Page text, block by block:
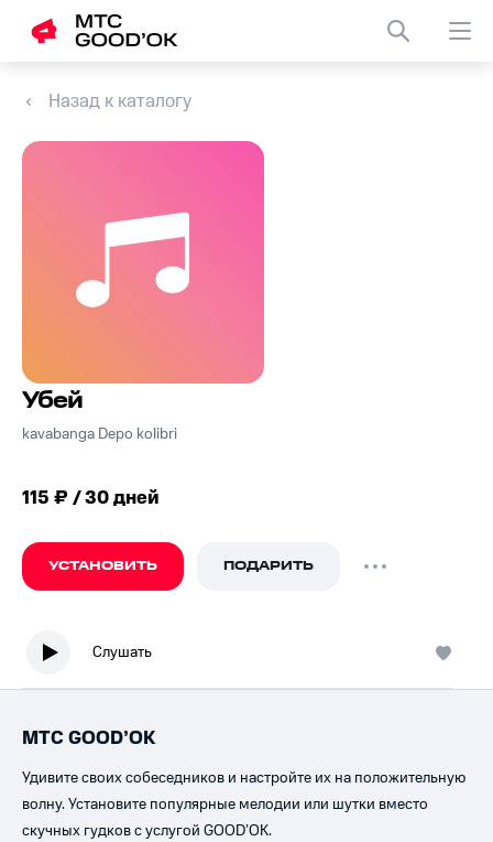
Назад к каталогу
Убей
kavabanga Depo kolibri
115 ₽ / 30 дней
УСТАНОВИТЬ ПОДАРИТЬ
Слушать
МТС GOOD’OK
Удивите своих собеседников и настройте их на положительную
волну. Установите популярные мелодии или шутки вместо
скучных гудков с услугой GOOD’OK.